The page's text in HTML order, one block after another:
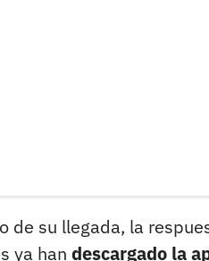
de su llegada, la
ya han descargado la